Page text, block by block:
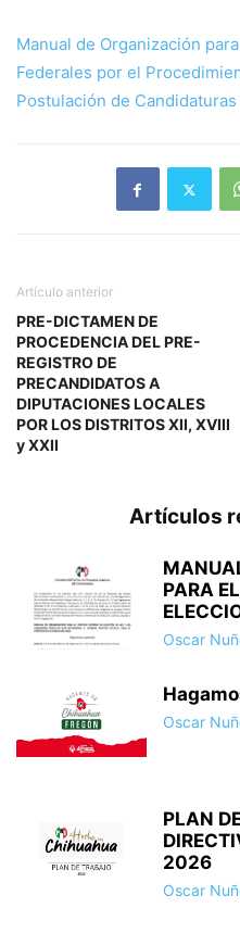
Manual de Organización
Federales por el
Postulación de Candidaturas
Artículo anterior
PRE-DICTAMEN DE
PROCEDENCIA DEL PRE-
REGISTRO DE
PRECANDIDATOS A
DIPUTACIONES LOCALES
POR LOS DISTRITOS XII, XVIII
y XXII
Artículos
PARA
Oscar
Oscar
PLAN
2026
Oscar